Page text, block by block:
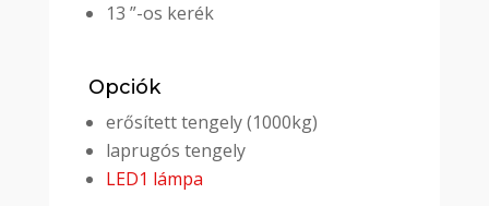
13 ”-os kerék
Opciók
erősített tengely (1000kg)
laprugós tengely
LED1 lámpa